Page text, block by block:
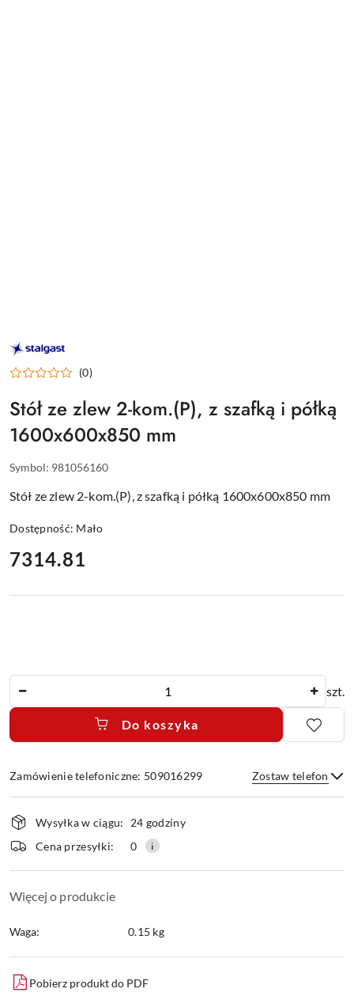
STALGAST
–
WYPOSAŻENIE
DLA
(0)
Stół ze zlew 2-kom.(P), z szafką i półką
1600x600x850 mm
Symbol: 981056160
Stół ze zlew 2-kom.(P), z szafką i półką 1600x600x850 mm
Dostępność: Mało
cena:
7314.81
szt.
Do koszyka
Zamówienie telefoniczne: 509016299 Zostaw telefon
Wyślij
Dostępność
i
dostawa
Wysyłka w ciągu:
24 godziny
Cena przesyłki:
0
Więcej o produkcie
Waga: 0.15 kg
Pobierz produkt do PDF